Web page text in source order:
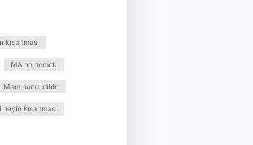
MA ne demek
Mam hangi dilde
neyin kısaltması